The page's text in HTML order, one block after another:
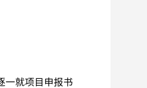
一就项目申报书